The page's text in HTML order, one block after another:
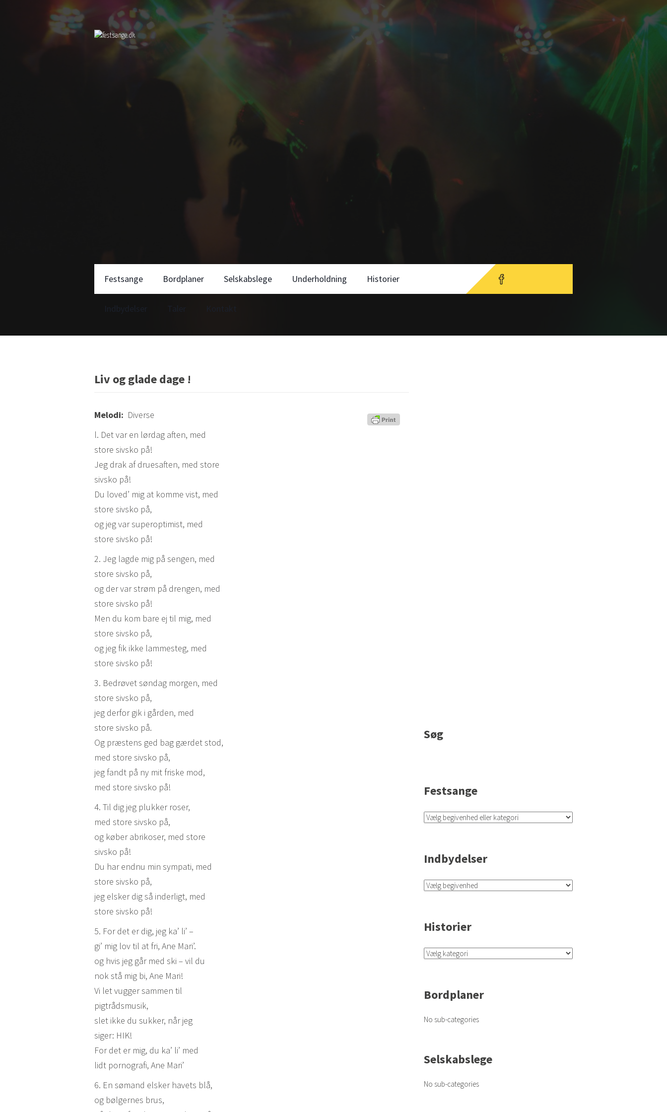
Festsange Bordplaner Selskabslege Underholdning Historier
Indbydelser Taler
Liv og glade dage !
Melodi: Diverse
l. Det var en lørdag aften, med
store sivsko på!
Jeg drak af druesaften, med store
sivsko på!
Du loved’ mig at komme vist, med
store sivsko på,
og jeg var superoptimist, med
store sivsko på!
2. Jeg lagde mig på sengen, med
store sivsko på,
og der var strøm på drengen, med
store sivsko på!
Men du kom bare ej til mig, med
store sivsko på,
og jeg fik ikke lammesteg, med
store sivsko på!
3. Bedrøvet søndag morgen, med
store sivsko på,
jeg derfor gik i gården, med
store sivsko på.
Og præstens ged bag gærdet stod,
med store sivsko på,
jeg fandt på ny mit friske mod,
med store sivsko på!
4. Til dig jeg plukker roser,
med store sivsko på,
og køber abrikoser, med store
sivsko på!
Du har endnu min sympati, med
store sivsko på,
jeg elsker dig så inderligt, med
store sivsko på!
5. For det er dig, jeg ka’ li’ –
gi’ mig lov til at fri, Ane Mari’.
og hvis jeg går med ski – vil du
nok stå mig bi, Ane Mari!
Vi let vugger sammen til
pigtrådsmusik,
slet ikke du sukker, når jeg
siger: HIK!
For det er mig, du ka’ li’ med
lidt pornografi, Ane Mari’
6. En sømand elsker havets blå,
og bølgernes brus,
Søg
Festsange
Indbydelser
Historier
Bordplaner
No sub-categories
Selskabslege
No sub-categories